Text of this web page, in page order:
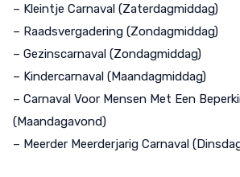
– Kleintje Carnaval (Zaterdagmiddag)
– Raadsvergadering (Zondagmiddag)
– Gezinscarnaval (Zondagmiddag)
– Kindercarnaval (Maandagmiddag)
– Carnaval Voor Mensen Met Een
(Maandagavond)
– Meerder Meerderjarig Carnaval